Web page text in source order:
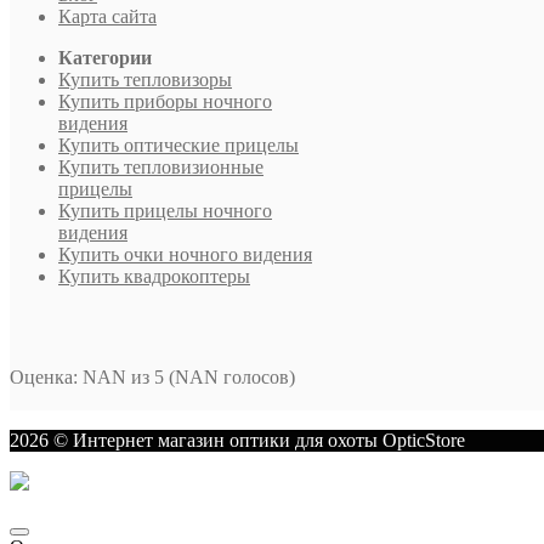
Карта сайта
Категории
Купить тепловизоры
Купить приборы ночного
видения
Купить оптические прицелы
Купить тепловизионные
прицелы
Купить прицелы ночного
видения
Купить очки ночного видения
Купить квадрокоптеры
Оценка: NAN из 5 (NAN голосов)
2026 © Интернет магазин оптики для охоты OpticStore